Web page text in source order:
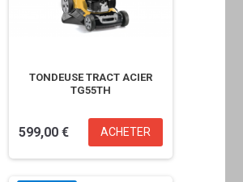
TONDEUSE TRACT ACIER
TG55TH
599,00 € ACHETER